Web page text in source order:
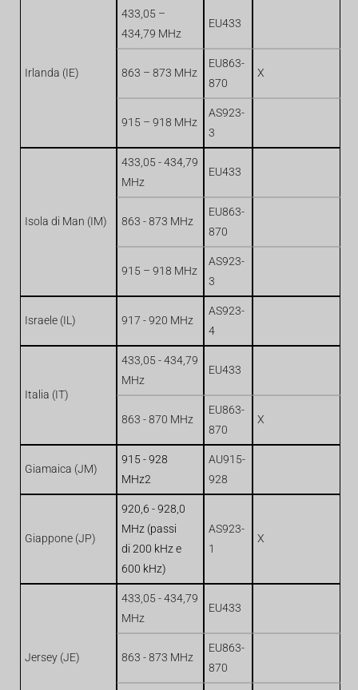
Irlanda (IE)
433,05 –
434,79 MHz
EU433
863 – 873 MHz
EU863-
870
X
915 – 918 MHz
AS923-
3
Isola di Man (IM)
433,05 - 434,79
MHz
EU433
863 - 873 MHz
EU863-
870
915 – 918 MHz
AS923-
3
Israele (IL) 917 - 920 MHz
AS923-
4
Italia (IT)
433,05 - 434,79
MHz
EU433
863 - 870 MHz
EU863-
870
X
Giamaica (JM)
915 - 928
MHz2
AU915-
928
Giappone (JP)
920,6 - 928,0
MHz (passi
di 200 kHz e
600 kHz)
AS923-
1
X
Jersey (JE)
433,05 - 434,79
MHz
EU433
863 - 873 MHz
EU863-
870